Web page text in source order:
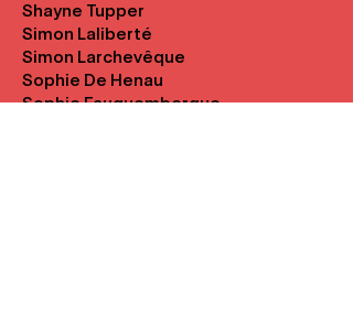
Shayne Tupper
Simon Laliberté
Simon Larchevêque
Sophie De Henau
Sophie Fauquembergue